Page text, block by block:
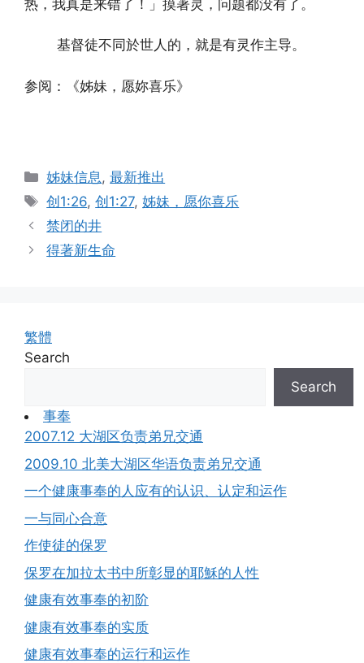
热，我真是来错了！」摸著灵，问题都没有了。
基督徒不同於世人的，就是有灵作主导。
参阅：《姊妹，愿妳喜乐》
Categories
姊妹信息,最新推出
Tags
创1:26,创1:27,姊妹，愿你喜乐
禁闭的井
得著新生命
繁體
Search
Search
事奉
2007.12 大湖区负责弟兄交通
2009.10 北美大湖区华语负责弟兄交通
一个健康事奉的人应有的认识、认定和运作
一与同心合意
作使徒的保罗
保罗在加拉太书中所彰显的耶穌的人性
健康有效事奉的初阶
健康有效事奉的实质
健康有效事奉的运行和运作